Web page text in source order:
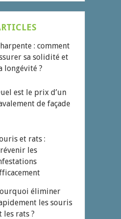
: comment
sa solidité et
longévité ?
est le prix d’un
de façade
et rats :
les
éliminer
les souris
les rats ?